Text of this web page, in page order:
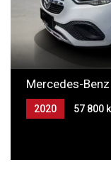
Mercedes-
2020 57 800